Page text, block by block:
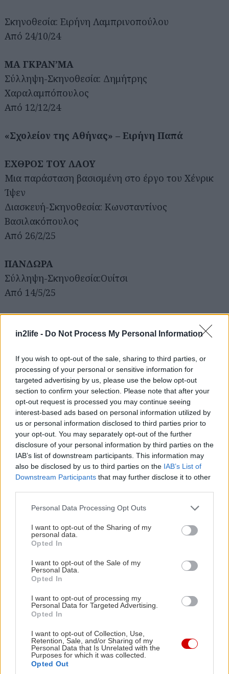
in2life - Do Not Process My Personal Information
If you wish to opt-out of the sale, sharing to third parties, or
processing of your personal or sensitive information for
targeted advertising by us, please use the below opt-out
section to confirm your selection. Please note that after your
opt-out request is processed you may continue seeing
interest-based ads based on personal information utilized by
us or personal information disclosed to third parties prior to
your opt-out. You may separately opt-out of the further
disclosure of your personal information by third parties on the
IAB’s list of downstream participants. This information may
also be disclosed by us to third parties on the IAB’s List of
Downstream Participants that may further disclose it to other
Please note that this website/app uses one or more Google
not limited to your visit or usage behaviour. You may click to
grant or deny consent to Google and its third-party tags to
use your data for below specified purposes in below Google
consent section.
Personal Data Processing Opt Outs
I want to opt-out of the Sharing of my
personal data.
Opted In
I want to opt-out of the Sale of my
Personal Data.
Opted In
I want to opt-out of processing my
Personal Data for Targeted Advertising.
Opted In
I want to opt-out of Collection, Use,
Retention, Sale, and/or Sharing of my
Personal Data that Is Unrelated with the
Purposes for which it was collected.
Opted Out
Σκηνοθεσία: Ειρήνη Λαμπρινοπούλου
Από 24/10/24
ΜΑ ΓΚΡΑΝ’ΜΑ
Σύλληψη-Σκηνοθεσία: Δημήτρης
Χαραλαμπόπουλος
Από 12/12/24
«Σχολείον της Αθήνας» – Ειρήνη Παπά
ΕΧΘΡΟΣ ΤΟΥ ΛΑΟΥ
Μια παράσταση βασισμένη στο έργο του Χένρικ
Ίψεν
Διασκευή-Σκηνοθεσία: Κωνσταντίνος
Βασιλακόπουλος
Από 26/2/25
ΠΑΝΔΩΡΑ
Σύλληψη-Σκηνοθεσία:Ουίτσι
Από 14/5/25
Θέατρο Rex - Σκηνή «Ελένη Παπαδάκη»
ΤΑ ΓΕΝΕΘΛΙΑ
της Ζωρζ Σαρή
Διασκευή-Σκηνοθεσία: Δημήτρης Αγαρτζίδης,
Δέσποινα Αναστάσογλου
Από 19/10/24
Κτήριο Τσίλλερ - Αίθουσα Εκδηλώσεων
ΤΑΤΕΣΣΕΡΑ ΠΙ
Κείμενο-Σκηνοθεσία: Ηλίας Κουνέλας
Από 22/1/25
Θέατρο Rex - Σκηνή «Ελένη Παπαδάκη»
ΜΕΤΑ ΤΟ ΠΑΡΤΙ
της Μαρίας Ζαβάκου
Αναζήτηση